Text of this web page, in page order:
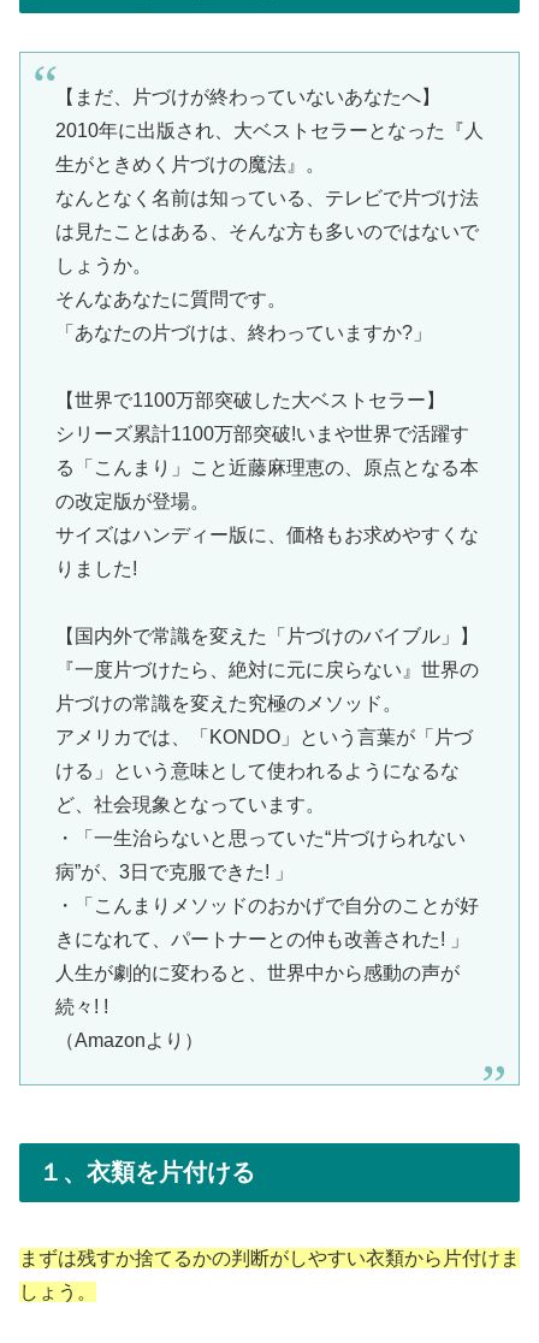
【まだ、片づけが終わっていないあなたへ】
2010年に出版され、大ベストセラーとなった『人
生がときめく片づけの魔法』。
なんとなく名前は知っている、テレビで片づけ法
は見たことはある、そんな方も多いのではないで
しょうか。
そんなあなたに質問です。
「あなたの片づけは、終わっていますか?」
【世界で1100万部突破した大ベストセラー】
シリーズ累計1100万部突破!いまや世界で活躍す
る「こんまり」こと近藤麻理恵の、原点となる本
の改定版が登場。
サイズはハンディー版に、価格もお求めやすくな
りました!
【国内外で常識を変えた「片づけのバイブル」】
『一度片づけたら、絶対に元に戻らない』世界の
片づけの常識を変えた究極のメソッド。
アメリカでは、「KONDO」という言葉が「片づ
ける」という意味として使われるようになるな
ど、社会現象となっています。
・「一生治らないと思っていた“片づけられない
病”が、3日で克服できた! 」
・「こんまりメソッドのおかげで自分のことが好
きになれて、パートナーとの仲も改善された! 」
人生が劇的に変わると、世界中から感動の声が
続々! !
（Amazonより）
１、衣類を片付ける
まずは残すか捨てるかの判断がしやすい衣類から片付けま
しょう。